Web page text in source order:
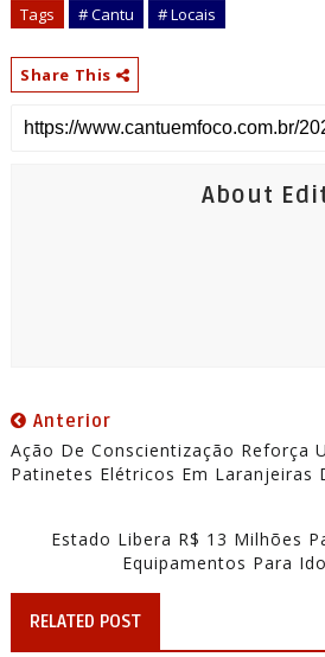
Tags # Cantu # Locais
Share This
About
Anterior
Ação De Conscientização Reforça
Patinetes Elétricos Em Laranjeiras
Estado Libera R$ 13 Milhões
Equipamentos Para
RELATED POST